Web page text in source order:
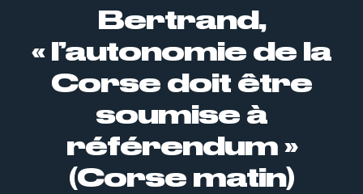
Bertrand,
« l’autonomie de la
Corse doit être
soumise à
référendum »
(Corse matin)